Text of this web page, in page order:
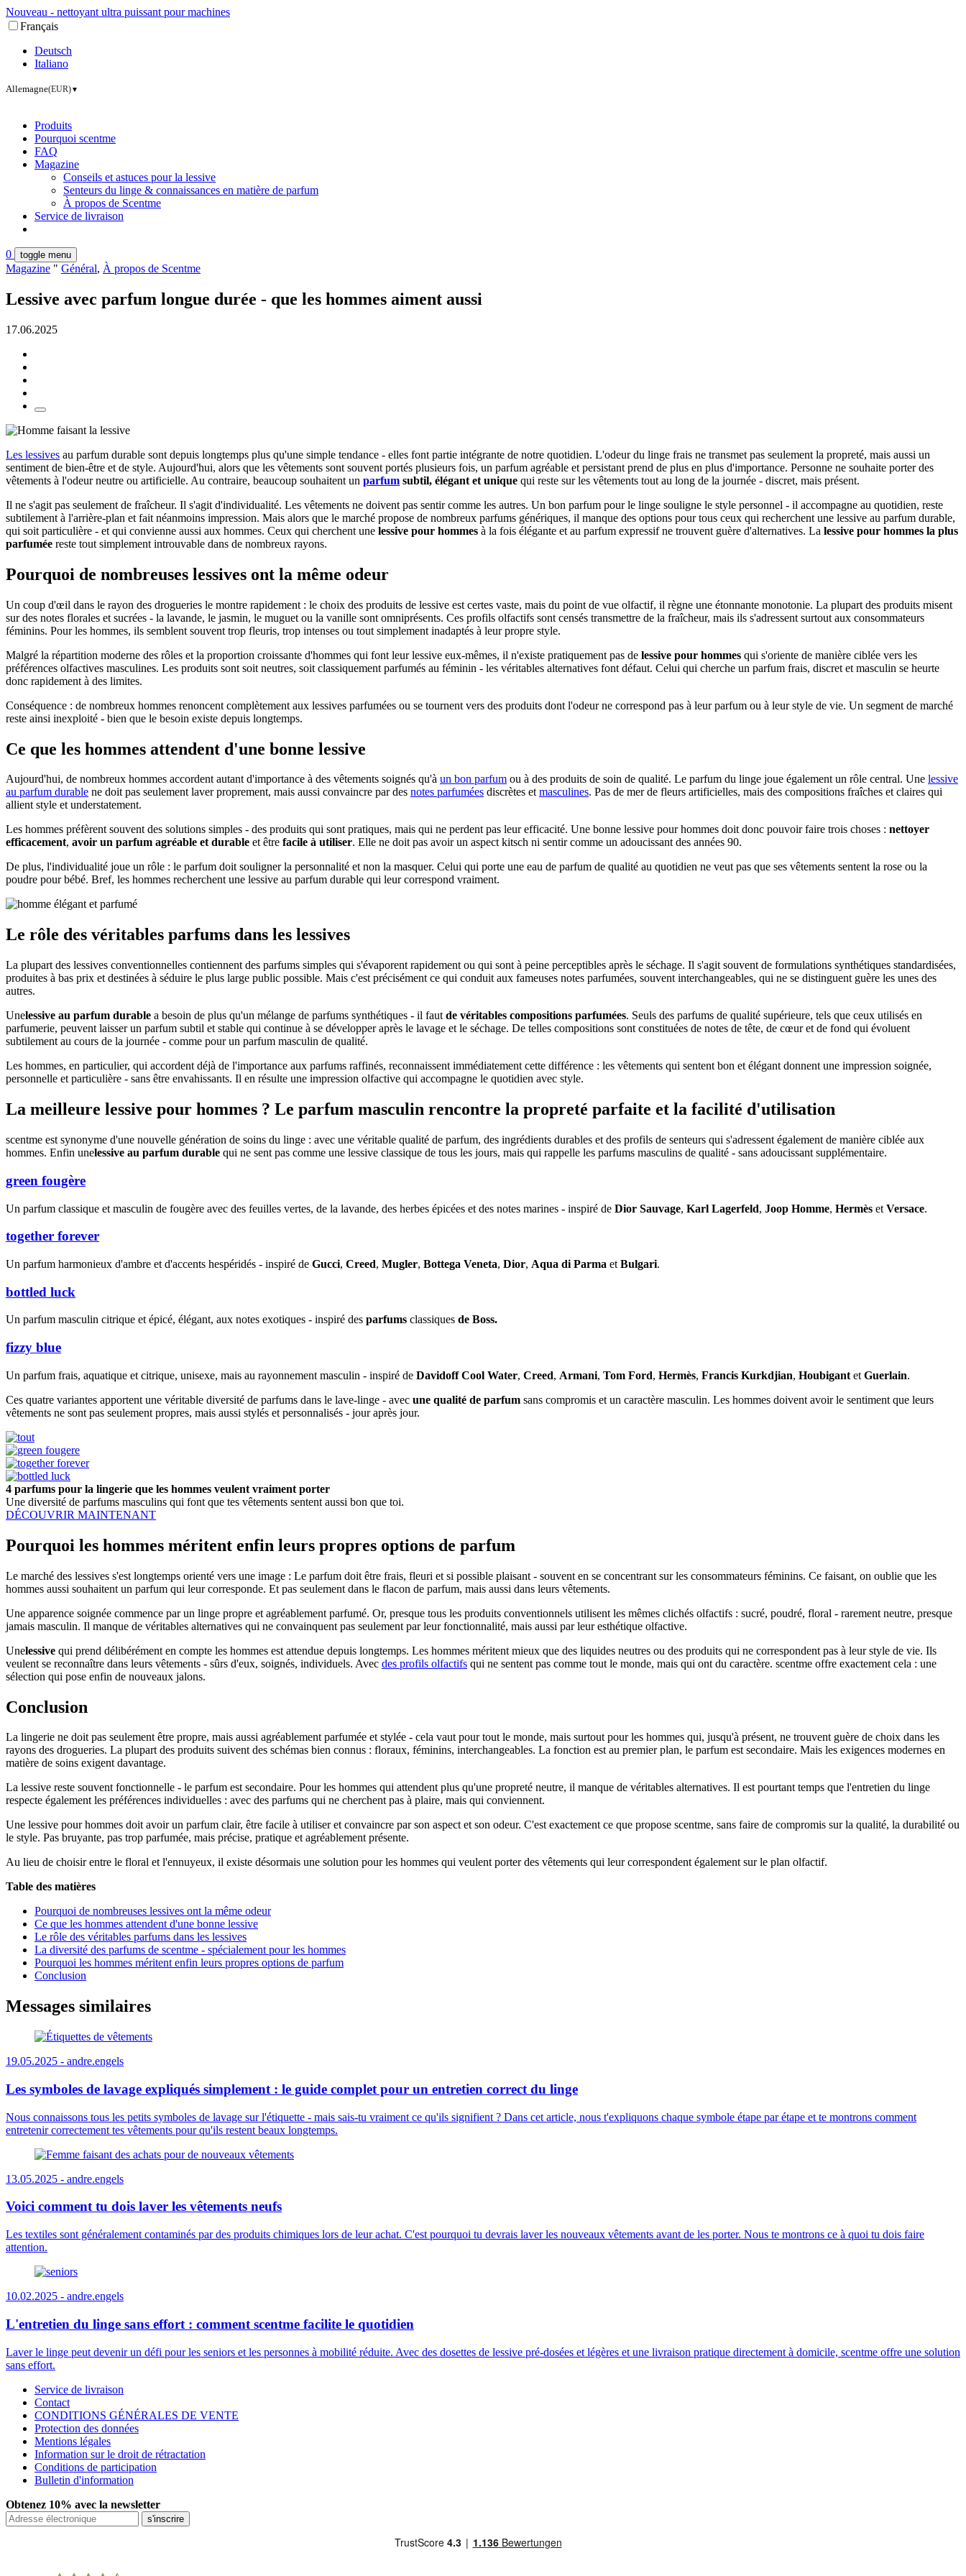
Nouveau - nettoyant ultra puissant pour machines
Français
Deutsch
Italiano
Allemagne(EUR)▼
Produits
Pourquoi scentme
FAQ
Magazine
Conseils et astuces pour la lessive
Senteurs du linge & connaissances en matière de parfum
À propos de Scentme
Service de livraison
0 toggle menu
Magazine " Général, À propos de Scentme
Lessive avec parfum longue durée - que les hommes aiment aussi
17.06.2025
Les lessives au parfum durable sont depuis longtemps plus qu'une simple tendance - elles font partie intégrante de notre quotidien. L'odeur du linge frais ne transmet pas seulement la propreté, mais aussi un
sentiment de bien-être et de style. Aujourd'hui, alors que les vêtements sont souvent portés plusieurs fois, un parfum agréable et persistant prend de plus en plus d'importance. Personne ne souhaite porter des
vêtements à l'odeur neutre ou artificielle. Au contraire, beaucoup souhaitent un parfum subtil, élégant et unique qui reste sur les vêtements tout au long de la journée - discret, mais présent.
Il ne s'agit pas seulement de fraîcheur. Il s'agit d'individualité. Les vêtements ne doivent pas sentir comme les autres. Un bon parfum pour le linge souligne le style personnel - il accompagne au quotidien, reste
subtilement à l'arrière-plan et fait néanmoins impression. Mais alors que le marché propose de nombreux parfums génériques, il manque des options pour tous ceux qui recherchent une lessive au parfum durable,
qui soit particulière - et qui convienne aussi aux hommes. Ceux qui cherchent une lessive pour hommes à la fois élégante et au parfum expressif ne trouvent guère d'alternatives. La lessive pour hommes la plus
parfumée reste tout simplement introuvable dans de nombreux rayons.
Pourquoi de nombreuses lessives ont la même odeur
Un coup d'œil dans le rayon des drogueries le montre rapidement : le choix des produits de lessive est certes vaste, mais du point de vue olfactif, il règne une étonnante monotonie. La plupart des produits misent
sur des notes florales et sucrées - la lavande, le jasmin, le muguet ou la vanille sont omniprésents. Ces profils olfactifs sont censés transmettre de la fraîcheur, mais ils s'adressent surtout aux consommateurs
féminins. Pour les hommes, ils semblent souvent trop fleuris, trop intenses ou tout simplement inadaptés à leur propre style.
Malgré la répartition moderne des rôles et la proportion croissante d'hommes qui font leur lessive eux-mêmes, il n'existe pratiquement pas de lessive pour hommes qui s'oriente de manière ciblée vers les
préférences olfactives masculines. Les produits sont soit neutres, soit classiquement parfumés au féminin - les véritables alternatives font défaut. Celui qui cherche un parfum frais, discret et masculin se heurte
donc rapidement à des limites.
Conséquence : de nombreux hommes renoncent complètement aux lessives parfumées ou se tournent vers des produits dont l'odeur ne correspond pas à leur parfum ou à leur style de vie. Un segment de marché
reste ainsi inexploité - bien que le besoin existe depuis longtemps.
Ce que les hommes attendent d'une bonne lessive
Aujourd'hui, de nombreux hommes accordent autant d'importance à des vêtements soignés qu'à un bon parfum ou à des produits de soin de qualité. Le parfum du linge joue également un rôle central. Une lessive
au parfum durable ne doit pas seulement laver proprement, mais aussi convaincre par des notes parfumées discrètes etmasculines. Pas de mer de fleurs artificielles, mais des compositions fraîches et claires qui
allient style et understatement.
Les hommes préfèrent souvent des solutions simples - des produits qui sont pratiques, mais qui ne perdent pas leur efficacité. Une bonne lessive pour hommes doit donc pouvoir faire trois choses : nettoyer
efficacement, avoir un parfum agréable et durable et être facile à utiliser. Elle ne doit pas avoir un aspect kitsch ni sentir comme un adoucissant des années 90.
De plus, l'individualité joue un rôle : le parfum doit souligner la personnalité et non la masquer. Celui qui porte une eau de parfum de qualité au quotidien ne veut pas que ses vêtements sentent la rose ou la
poudre pour bébé. Bref, les hommes recherchent une lessive au parfum durable qui leur correspond vraiment.
Le rôle des véritables parfums dans les lessives
La plupart des lessives conventionnelles contiennent des parfums simples qui s'évaporent rapidement ou qui sont à peine perceptibles après le séchage. Il s'agit souvent de formulations synthétiques standardisées,
produites à bas prix et destinées à séduire le plus large public possible. Mais c'est précisément ce qui conduit aux fameuses notes parfumées, souvent interchangeables, qui ne se distinguent guère les unes des
autres.
Unelessive au parfum durable a besoin de plus qu'un mélange de parfums synthétiques - il faut de véritables compositions parfumées. Seuls des parfums de qualité supérieure, tels que ceux utilisés en
parfumerie, peuvent laisser un parfum subtil et stable qui continue à se développer après le lavage et le séchage. De telles compositions sont constituées de notes de tête, de cœur et de fond qui évoluent
subtilement au cours de la journée - comme pour un parfum masculin de qualité.
Les hommes, en particulier, qui accordent déjà de l'importance aux parfums raffinés, reconnaissent immédiatement cette différence : les vêtements qui sentent bon et élégant donnent une impression soignée,
personnelle et particulière - sans être envahissants. Il en résulte une impression olfactive qui accompagne le quotidien avec style.
La meilleure lessive pour hommes ? Le parfum masculin rencontre la propreté parfaite et la facilité d'utilisation
scentme est synonyme d'une nouvelle génération de soins du linge : avec une véritable qualité de parfum, des ingrédients durables et des profils de senteurs qui s'adressent également de manière ciblée aux
hommes. Enfin unelessive au parfum durable qui ne sent pas comme une lessive classique de tous les jours, mais qui rappelle les parfums masculins de qualité - sans adoucissant supplémentaire.
green fougère
Un parfum classique et masculin de fougère avec des feuilles vertes, de la lavande, des herbes épicées et des notes marines - inspiré de Dior Sauvage, Karl Lagerfeld, Joop Homme, Hermès et Versace.
together forever
Un parfum harmonieux d'ambre et d'accents hespéridés - inspiré de Gucci, Creed, Mugler, Bottega Veneta, Dior, Aqua di Parma et Bulgari.
bottled luck
Un parfum masculin citrique et épicé, élégant, aux notes exotiques - inspiré des parfums classiques de Boss.
fizzy blue
Un parfum frais, aquatique et citrique, unisexe, mais au rayonnement masculin - inspiré de Davidoff Cool Water, Creed, Armani, Tom Ford, Hermès, Francis Kurkdjian, Houbigant et Guerlain.
Ces quatre variantes apportent une véritable diversité de parfums dans le lave-linge - avec une qualité de parfum sans compromis et un caractère masculin. Les hommes doivent avoir le sentiment que leurs
vêtements ne sont pas seulement propres, mais aussi stylés et personnalisés - jour après jour.
4 parfums pour la lingerie que les hommes veulent vraiment porter
Une diversité de parfums masculins qui font que tes vêtements sentent aussi bon que toi.
DÉCOUVRIR MAINTENANT
Pourquoi les hommes méritent enfin leurs propres options de parfum
Le marché des lessives s'est longtemps orienté vers une image : Le parfum doit être frais, fleuri et si possible plaisant - souvent en se concentrant sur les consommateurs féminins. Ce faisant, on oublie que les
hommes aussi souhaitent un parfum qui leur corresponde. Et pas seulement dans le flacon de parfum, mais aussi dans leurs vêtements.
Une apparence soignée commence par un linge propre et agréablement parfumé. Or, presque tous les produits conventionnels utilisent les mêmes clichés olfactifs : sucré, poudré, floral - rarement neutre, presque
jamais masculin. Il manque de véritables alternatives qui ne convainquent pas seulement par leur fonctionnalité, mais aussi par leur esthétique olfactive.
Unelessive qui prend délibérément en compte les hommes est attendue depuis longtemps. Les hommes méritent mieux que des liquides neutres ou des produits qui ne correspondent pas à leur style de vie. Ils
veulent se reconnaître dans leurs vêtements - sûrs d'eux, soignés, individuels. Avec des profils olfactifs qui ne sentent pas comme tout le monde, mais qui ont du caractère. scentme offre exactement cela : une
sélection qui pose enfin de nouveaux jalons.
Conclusion
La lingerie ne doit pas seulement être propre, mais aussi agréablement parfumée et stylée - cela vaut pour tout le monde, mais surtout pour les hommes qui, jusqu'à présent, ne trouvent guère de choix dans les
rayons des drogueries. La plupart des produits suivent des schémas bien connus : floraux, féminins, interchangeables. La fonction est au premier plan, le parfum est secondaire. Mais les exigences modernes en
matière de soins exigent davantage.
La lessive reste souvent fonctionnelle - le parfum est secondaire. Pour les hommes qui attendent plus qu'une propreté neutre, il manque de véritables alternatives. Il est pourtant temps que l'entretien du linge
respecte également les préférences individuelles : avec des parfums qui ne cherchent pas à plaire, mais qui conviennent.
Une lessive pour hommes doit avoir un parfum clair, être facile à utiliser et convaincre par son aspect et son odeur. C'est exactement ce que propose scentme, sans faire de compromis sur la qualité, la durabilité ou
le style. Pas bruyante, pas trop parfumée, mais précise, pratique et agréablement présente.
Au lieu de choisir entre le floral et l'ennuyeux, il existe désormais une solution pour les hommes qui veulent porter des vêtements qui leur correspondent également sur le plan olfactif.
Table des matières
Pourquoi de nombreuses lessives ont la même odeur
Ce que les hommes attendent d'une bonne lessive
Le rôle des véritables parfums dans les lessives
La diversité des parfums de scentme - spécialement pour les hommes
Pourquoi les hommes méritent enfin leurs propres options de parfum
Conclusion
Messages similaires
19.05.2025 - andre.engels
Les symboles de lavage expliqués simplement : le guide complet pour un entretien correct du linge
Nous connaissons tous les petits symboles de lavage sur l'étiquette - mais sais-tu vraiment ce qu'ils signifient ? Dans cet article, nous t'expliquons chaque symbole étape par étape et te montrons comment
entretenir correctement tes vêtements pour qu'ils restent beaux longtemps.
13.05.2025 - andre.engels
Voici comment tu dois laver les vêtements neufs
Les textiles sont généralement contaminés par des produits chimiques lors de leur achat. C'est pourquoi tu devrais laver les nouveaux vêtements avant de les porter. Nous te montrons ce à quoi tu dois faire
attention.
10.02.2025 - andre.engels
L'entretien du linge sans effort : comment scentme facilite le quotidien
Laver le linge peut devenir un défi pour les seniors et les personnes à mobilité réduite. Avec des dosettes de lessive pré-dosées et légères et une livraison pratique directement à domicile, scentme offre une solution
sans effort.
Service de livraison
Contact
CONDITIONS GÉNÉRALES DE VENTE
Protection des données
Mentions légales
Information sur le droit de rétractation
Conditions de participation
Bulletin d'information
Obtenez 10% avec la newsletter